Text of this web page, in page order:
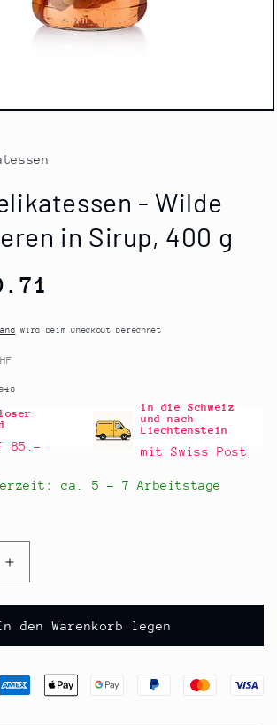
- Wilde
in Sirup, 400 g
wird beim Checkout berechnet
85.–
in die Schweiz
und nach
Liechtenstein
mit Swiss Post
ca. 5 - 7 Arbeitstage
Erhöhe
die
Menge
für
Fink&#39;s
-
Wilde
den Warenkorb legen